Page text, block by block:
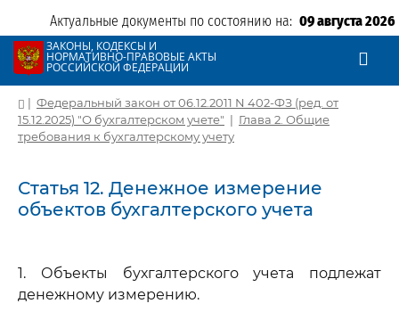
Актуальные документы по состоянию на: 09 августа 2026
ЗАКОНЫ, КОДЕКСЫ И
НОРМАТИВНО-ПРАВОВЫЕ АКТЫ
РОССИЙСКОЙ ФЕДЕРАЦИИ
| Федеральный закон от 06.12.2011 N 402-ФЗ (ред. от
15.12.2025) "О бухгалтерском учете" | Глава 2. Общие
требования к бухгалтерскому учету
Статья 12. Денежное измерение
объектов бухгалтерского учета
1. Объекты бухгалтерского учета подлежат
денежному измерению.